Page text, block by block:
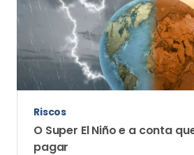
Riscos
O Super El Niño e a conta
pagar